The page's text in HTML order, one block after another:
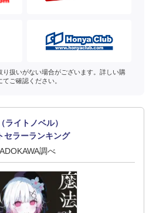
扱いがない場合がございます。詳しい購
ご確認ください。
ライトノベル）
セラーランキング
調べ